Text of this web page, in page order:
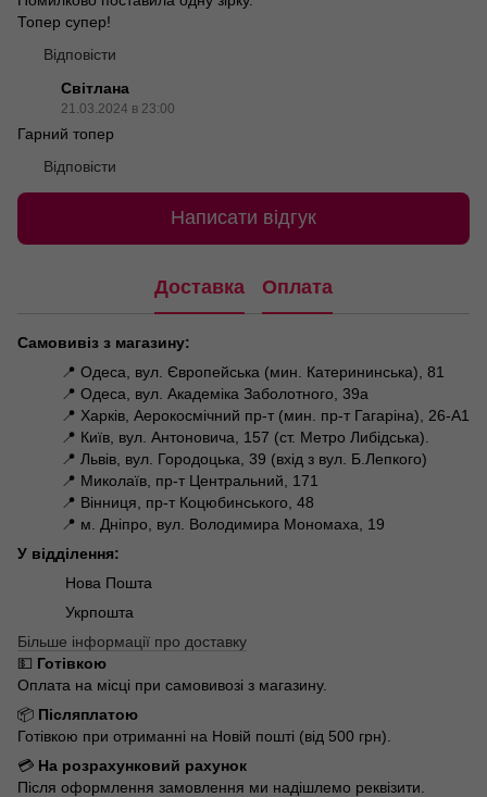
Топер супер!
Відповісти
Світлана
21.03.2024 в 23:00
Гарний топер
Відповісти
Написати відгук
Доставка Оплата
Самовивіз з магазину:
📍 Одеса, вул. Європейська (мин. Катерининська), 81
📍 Одеса, вул. Академіка Заболотного, 39а
📍 Харків, Аерокосмічний пр-т (мин. пр-т Гагаріна), 26-А1
📍 Київ, вул. Антоновича, 157 (ст. Метро Либідська).
📍 Львів, вул. Городоцька, 39 (вхід з вул. Б.Лепкого)
📍 Миколаїв, пр-т Центральний, 171
📍 Вінниця, пр-т Коцюбинського, 48
📍 м. Дніпро, вул. Володимира Мономаха, 19
У відділення:
Нова Пошта
Укрпошта
Більше інформації про доставку
💵 Готівкою
Оплата на місці при самовивозі з магазину.
📦 Післяплатою
Готівкою при отриманні на Новій пошті (від 500 грн).
💳 На розрахунковий рахунок
Після оформлення замовлення ми надішлемо реквізити.